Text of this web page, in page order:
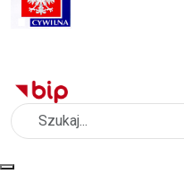
Szukaj